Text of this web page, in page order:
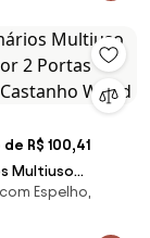
R$ 100,41
Multiuso
Portas Astrid Z17
Espelho,